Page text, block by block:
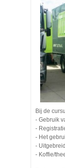
Bij de
- Gebruik
-
- Het
-
- Koffie/